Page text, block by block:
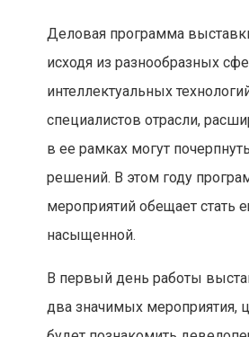
Деловая программа
исходя из разнообразных
интеллектуальных
специалистов отрасли,
в ее рамках могут
решений. В этом году
мероприятий обещает стать
насыщенной.
В первый день работы
два значимых мероприятия,